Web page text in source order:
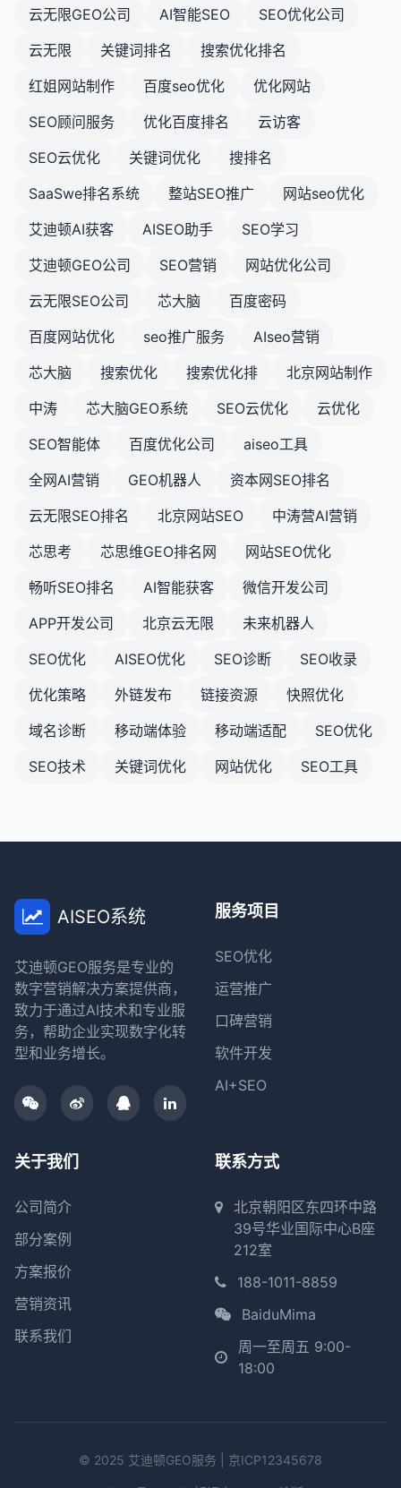
建一个既有利于搜索引擎爬行和索引，又能为用户提
供良好体验的网站架构，从而改善SEO表现和业务成
果。
云无限GEO公司
AI智能SEO
SEO优化公司
云无限
关键词排名
搜索优化排名
红姐网站制作
百度seo优化
优化网站
SEO顾问服务
优化百度排名
云访客
SEO云优化
关键词优化
搜排名
SaaSwe排名系统
整站SEO推广
网站seo优化
艾迪顿AI获客
AISEO助手
SEO学习
艾迪顿GEO公司
SEO营销
网站优化公司
云无限SEO公司
芯大脑
百度密码
百度网站优化
seo推广服务
AIseo营销
芯大脑
搜索优化 搜索优化排
北京网站制作
中涛
芯大脑GEO系统 SEO云优化
云优化
SEO智能体
百度优化公司
aiseo工具
全网AI营销
GEO机器人
资本网SEO排名
云无限SEO排名
北京网站SEO
中涛营AI营销
芯思考
芯思维GEO排名网
网站SEO优化
畅听SEO排名
AI智能获客
微信开发公司
APP开发公司
北京云无限
未来机器人
SEO优化
AISEO优化 SEO诊断
SEO收录
优化策略
外链发布 链接资源
快照优化
域名诊断
移动端体验 移动端适配
SEO优化
SEO技术
关键词优化 网站优化 SEO工具
AISEO系统
艾迪顿GEO服务是专业的
数字营销解决方案提供商，
致力于通过AI技术和专业服
务，帮助企业实现数字化转
型和业务增长。
服务项目
SEO优化
运营推广
口碑营销
软件开发
AI+SEO
关于我们
公司简介
部分案例
方案报价
营销资讯
联系我们
联系方式
北京朝阳区东四环中路
39号华业国际中心B座
212室
188-1011-8859
BaiduMima
周一至周五 9:00-
18:00
© 2025 艾迪顿GEO服务 | 京ICP12345678